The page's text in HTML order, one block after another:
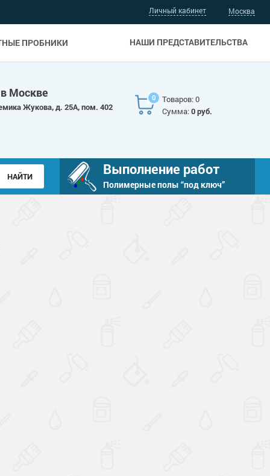
Личный кабинет
НАШИ ПРЕДСТАВИТЕЛЬСТВА
ПРОБНИКИ
Москва
Москве
Жукова, д. 25А, пом. 402
0
Товаров: 0
Сумма:0 руб.
Выполнение работ
Полимерные полы “под ключ”